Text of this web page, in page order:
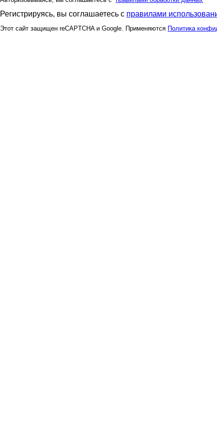
Регистрируясь, вы соглашаетесь с правилами
Этот сайт защищен reCAPTCHA и Google. Применяются Политика